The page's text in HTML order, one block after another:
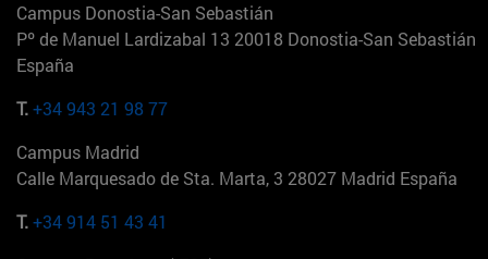
Campus Donostia-San Sebastián
Pº de Manuel Lardizabal 13 20018 Donostia-San Sebastián
España
T.+34 943 21 98 77
Campus Madrid
Calle Marquesado de Sta. Marta, 3 28027 Madrid España
T.+34 914 51 43 41